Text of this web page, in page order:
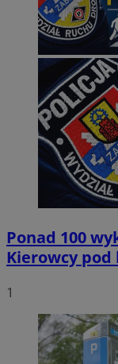
Ponad 100
Kierowcy
1